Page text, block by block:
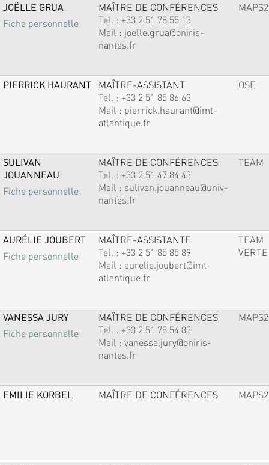
JOËLLE GRUA
Fiche personnelle
MAÎTRE DE CONFÉRENCES
Tel. : +33 2 51 78 55 13
Mail : joelle.grua@oniris-
nantes.fr
MAPS2
PIERRICK HAURANT
MAÎTRE-ASSISTANT
Tel. : +33 2 51 85 86 63
Mail : pierrick.haurant@imt-
atlantique.fr
OSE
SULIVAN
JOUANNEAU
Fiche personnelle
MAÎTRE DE CONFÉRENCES
Tel. : +33 2 51 47 84 43
Mail : sulivan.jouanneau@univ-
nantes.fr
TEAM
AURÉLIE JOUBERT
Fiche personnelle
MAÎTRE-ASSISTANTE
Tel. : +33 2 51 85 85 89
Mail : aurelie.joubert@imt-
atlantique.fr
TEAM
VERTE
VANESSA JURY
Fiche personnelle
MAÎTRE DE CONFÉRENCES
Tel. : +33 2 51 78 54 83
Mail : vanessa.jury@oniris-
nantes.fr
MAPS2
EMILIE KORBEL MAÎTRE DE CONFÉRENCES MAPS2